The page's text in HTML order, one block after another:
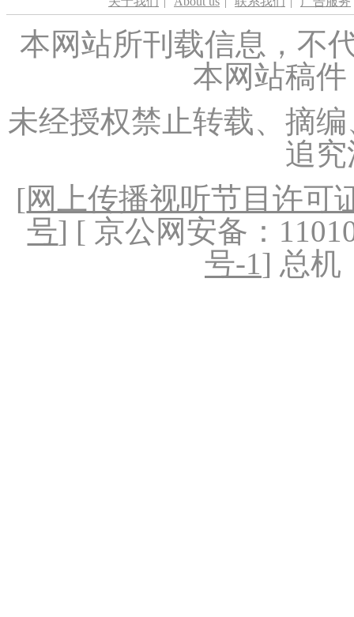
本网站所刊载信息，不
本网站稿
未经授权禁止转载、摘
追
[网上传播视听节目许可
号] [ 京公网安备：
号-1] 总机